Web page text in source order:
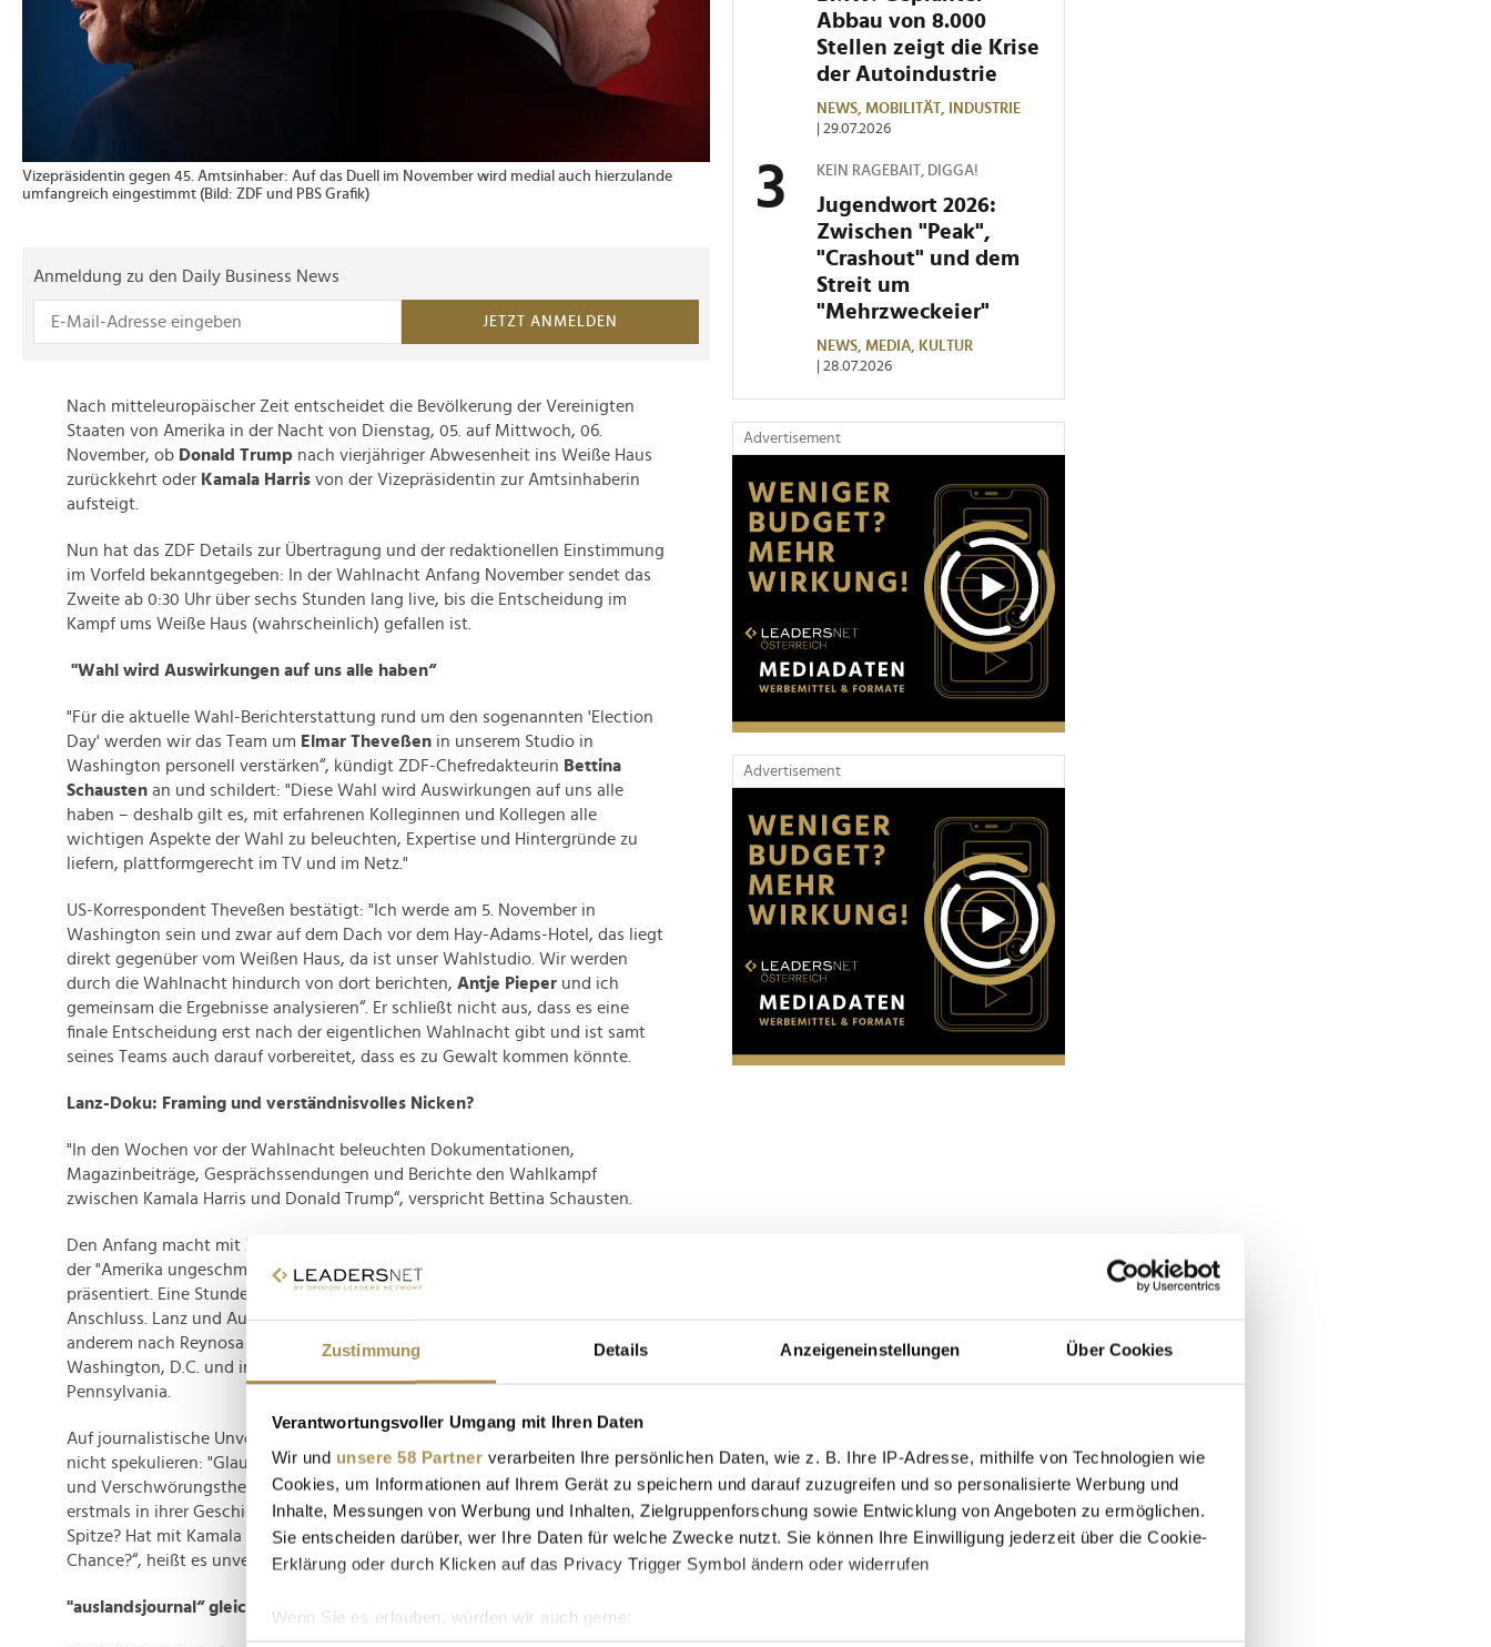
Zustimmung Details Anzeigeneinstellungen Über Cookies
Verantwortungsvoller Umgang mit Ihren Daten
Wir und unsere 58 Partner verarbeiten Ihre persönlichen Daten, wie z. B. Ihre IP-Adresse, mithilfe von Technologien wie
Cookies, um Informationen auf Ihrem Gerät zu speichern und darauf zuzugreifen und so personalisierte Werbung und
Inhalte, Messungen von Werbung und Inhalten, Zielgruppenforschung sowie Entwicklung von Angeboten zu ermöglichen.
Sie entscheiden darüber, wer Ihre Daten für welche Zwecke nutzt. Sie können Ihre Einwilligung jederzeit über die Cookie-
Erklärung oder durch Klicken auf das Privacy Trigger Symbol ändern oder widerrufen
Wenn Sie es erlauben, würden wir auch gerne:
Vizepräsidentin gegen 45. Amtsinhaber: Auf das Duell im November wird medial auch hierzulande
umfangreich eingestimmt (Bild: ZDF und PBS Grafik)
Anmeldung zu den Daily Business News
JETZT ANMELDEN
Nach mitteleuropäischer Zeit entscheidet die Bevölkerung der Vereinigten
Staaten von Amerika in der Nacht von Dienstag, 05. auf Mittwoch, 06.
November, ob Donald Trump nach vierjähriger Abwesenheit ins Weiße Haus
zurückkehrt oder Kamala Harris von der Vizepräsidentin zur Amtsinhaberin
aufsteigt.
Nun hat das ZDF Details zur Übertragung und der redaktionellen Einstimmung
im Vorfeld bekanntgegeben: In der Wahlnacht Anfang November sendet das
Zweite ab 0:30 Uhr über sechs Stunden lang live, bis die Entscheidung im
Kampf ums Weiße Haus (wahrscheinlich) gefallen ist.
"Wahl wird Auswirkungen auf uns alle haben“
"Für die aktuelle Wahl-Berichterstattung rund um den sogenannten 'Election
Day' werden wir das Team um Elmar Theveßen in unserem Studio in
Washington personell verstärken“, kündigt ZDF-Chefredakteurin Bettina
Schausten an und schildert: "Diese Wahl wird Auswirkungen auf uns alle
haben – deshalb gilt es, mit erfahrenen Kolleginnen und Kollegen alle
wichtigen Aspekte der Wahl zu beleuchten, Expertise und Hintergründe zu
liefern, plattformgerecht im TV und im Netz."
US-Korrespondent Theveßen bestätigt: "Ich werde am 5. November in
Washington sein und zwar auf dem Dach vor dem Hay-Adams-Hotel, das liegt
direkt gegenüber vom Weißen Haus, da ist unser Wahlstudio. Wir werden
durch die Wahlnacht hindurch von dort berichten, Antje Pieper und ich
gemeinsam die Ergebnisse analysieren“. Er schließt nicht aus, dass es eine
finale Entscheidung erst nach der eigentlichen Wahlnacht gibt und ist samt
seines Teams auch darauf vorbereitet, dass es zu Gewalt kommen könnte.
Lanz-Doku: Framing und verständnisvolles Nicken?
"In den Wochen vor der Wahlnacht beleuchten Dokumentationen,
Magazinbeiträge, Gesprächssendungen und Berichte den Wahlkampf
zwischen Kamala Harris und Donald Trump“, verspricht Bettina Schausten.
Den Anfang macht mit Markus Lanz
der "Amerika ungeschminkt“ am Dienstag, 01. Oktober um 22:15 Uhr
präsentiert. Eine Stunde später beginnt sein reguläres Talkformat direkt im
Anschluss. Lanz und AutorinAnabel Münstermannreisen für die Doku unter
anderem nach Reynosa in Mexiko, nach Südtexas, in die Hauptstadt
Washington, D.C. und in den möglicherweise mitentscheidenden Swing State
Pennsylvania.
Auf journalistische Unvoreingenommenheit sollten Zuschauer dabei lieber
nicht spekulieren: "Glauben die Bewohner erneut den Verheißungen, Lügen
und Verschwörungstheorien eines Donald Trump, oder begeben sie sich
erstmals in ihrer Geschichte auf einen neuen Pfad mit einer Präsidentin an der
Spitze? Hat mit Kamala Harris die älteste Demokratie der Welt doch noch eine
Chance?“, heißt es unverhohlen framend im Pressematerial zum Film.
"auslandsjournal“ gleich doppelt unterwegs
Abbau von 8.000
Stellen zeigt die Krise
der Autoindustrie
NEWS, MOBILITÄT,
INDUSTRIE
| 29.07.2026
KEIN RAGEBAIT, DIGGA!
Jugendwort 2026:
Zwischen "Peak",
"Crashout" und dem
Streit um
"Mehrzweckeier"
NEWS, MEDIA,
KULTUR
| 28.07.2026
Advertisement
Advertisement